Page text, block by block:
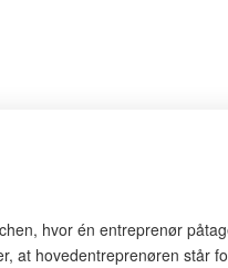
hvor én entreprenør
at hovedentreprenøren står